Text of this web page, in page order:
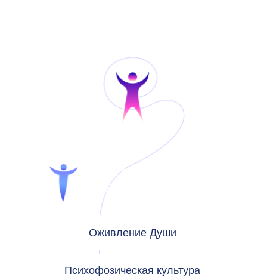
ТЕМАТИЧЕСКИЕ
ВСТРЕЧИ
С ВЕДУЩИМИ
Оживление Души
Психофозическая культура